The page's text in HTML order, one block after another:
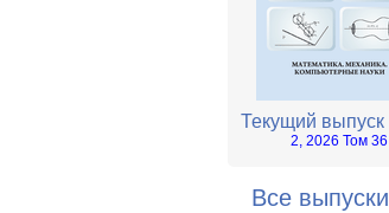
Текущий выпуск
2, 2026 Том 36
Все выпуски